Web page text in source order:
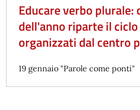
Educare verbo plurale:
dell'anno riparte il
organizzati dal centro
19 gennaio "Parole come ponti"